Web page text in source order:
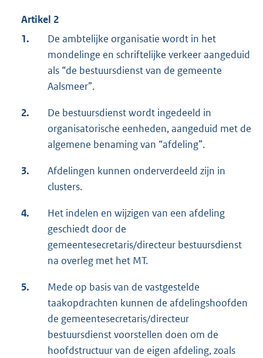
Artikel 2
1.
De ambtelijke organisatie wordt in het
mondelinge en schriftelijke verkeer aangeduid
als “de bestuursdienst van de gemeente
Aalsmeer”.
2.
De bestuursdienst wordt ingedeeld in
organisatorische eenheden, aangeduid met de
algemene benaming van “afdeling”.
3.
Afdelingen kunnen onderverdeeld zijn in
clusters.
4.
Het indelen en wijzigen van een afdeling
geschiedt door de
gemeentesecretaris/directeur bestuursdienst
na overleg met het MT.
5.
Mede op basis van de vastgestelde
taakopdrachten kunnen de afdelingshoofden
de gemeentesecretaris/directeur
bestuursdienst voorstellen doen om de
hoofdstructuur van de eigen afdeling, zoals